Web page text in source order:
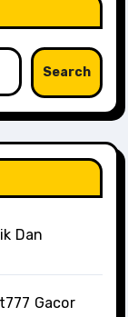
Search
Dan
Gacor